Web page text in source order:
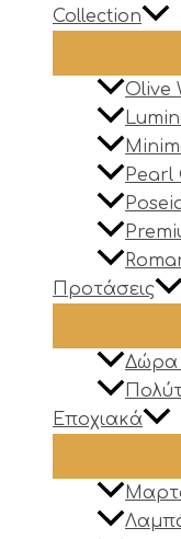
Collection
Olive
Pearl
Προτάσεις
Δώρα
Εποχιακά